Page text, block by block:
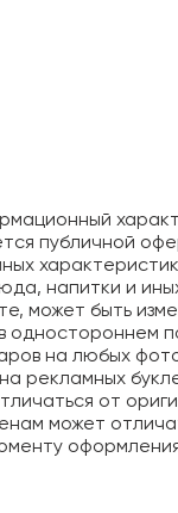
публичной
напитки и
может быть
одностороннем
на любых
рекламных
от
может
оформления